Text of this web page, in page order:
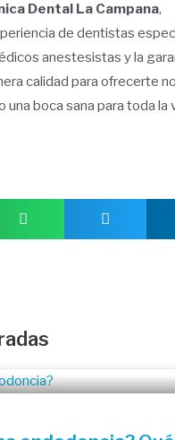
Dental La Campana,
de dentistas
anestesistas y la
calidad para ofrecerte
una boca sana para toda la